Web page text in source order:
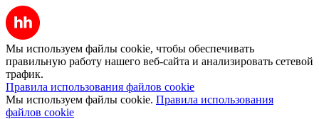
Мы используем файлы cookie, чтобы обеспечивать
правильную работу нашего веб-сайта и анализировать сетевой
трафик.
Правила использования файлов cookie
Мы используем файлы cookie. Правила использования
файлов cookie